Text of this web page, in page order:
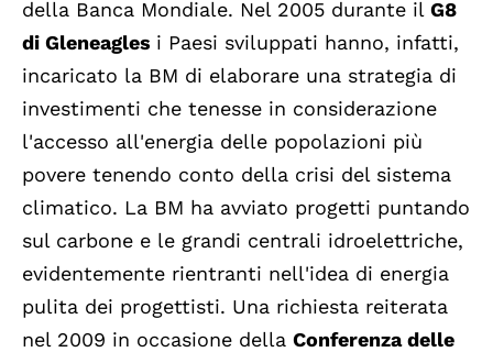
della Banca Mondiale. Nel 2005 durante il G8
di Gleneagles i Paesi sviluppati hanno, infatti,
incaricato la BM di elaborare una strategia di
investimenti che tenesse in considerazione
l'accesso all'energia delle popolazioni più
povere tenendo conto della crisi del sistema
climatico. La BM ha avviato progetti puntando
sul carbone e le grandi centrali idroelettriche,
evidentemente rientranti nell'idea di energia
pulita dei progettisti. Una richiesta reiterata
nel 2009 in occasione della Conferenza delle